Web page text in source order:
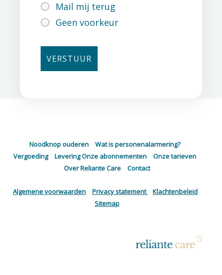
Mail mij terug
Geen voorkeur
Noodknop ouderen– Wat is personenalarmering?–
Vergoeding– LeveringOnze abonnementen– Onze tarieven–
Over Reliante Care
Contact
Algemene voorwaarden Privacy statement Klachtenbeleid
Sitemap